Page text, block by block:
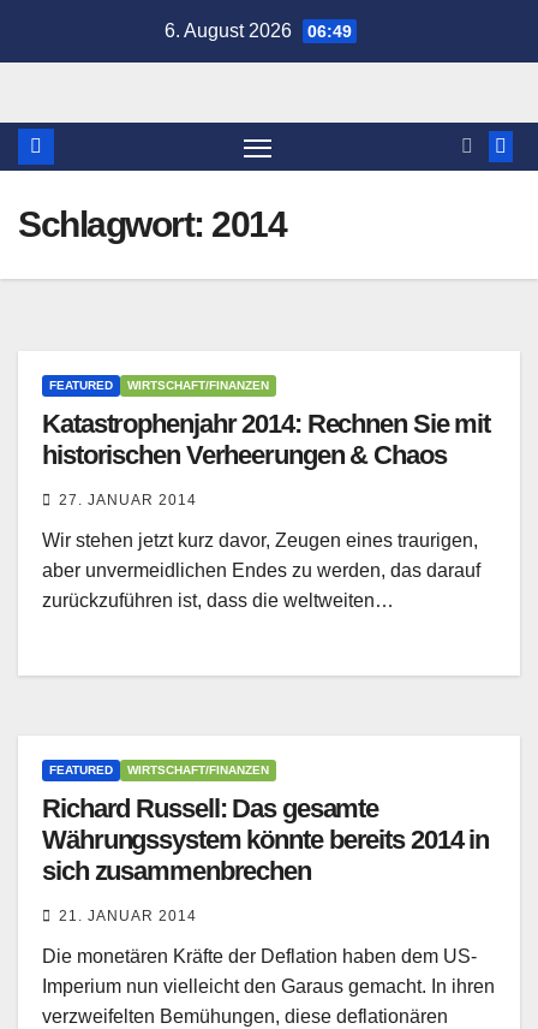
6. August 2026 06:49
Schlagwort: 2014
FEATURED WIRTSCHAFT/FINANZEN
Katastrophenjahr 2014: Rechnen Sie mit
historischen Verheerungen & Chaos
27. JANUAR 2014
Wir stehen jetzt kurz davor, Zeugen eines traurigen,
aber unvermeidlichen Endes zu werden, das darauf
zurückzuführen ist, dass die weltweiten…
FEATURED WIRTSCHAFT/FINANZEN
Richard Russell: Das gesamte
Währungssystem könnte bereits 2014 in
sich zusammenbrechen
21. JANUAR 2014
Die monetären Kräfte der Deflation haben dem US-
Imperium nun vielleicht den Garaus gemacht. In ihren
verzweifelten Bemühungen, diese deflationären